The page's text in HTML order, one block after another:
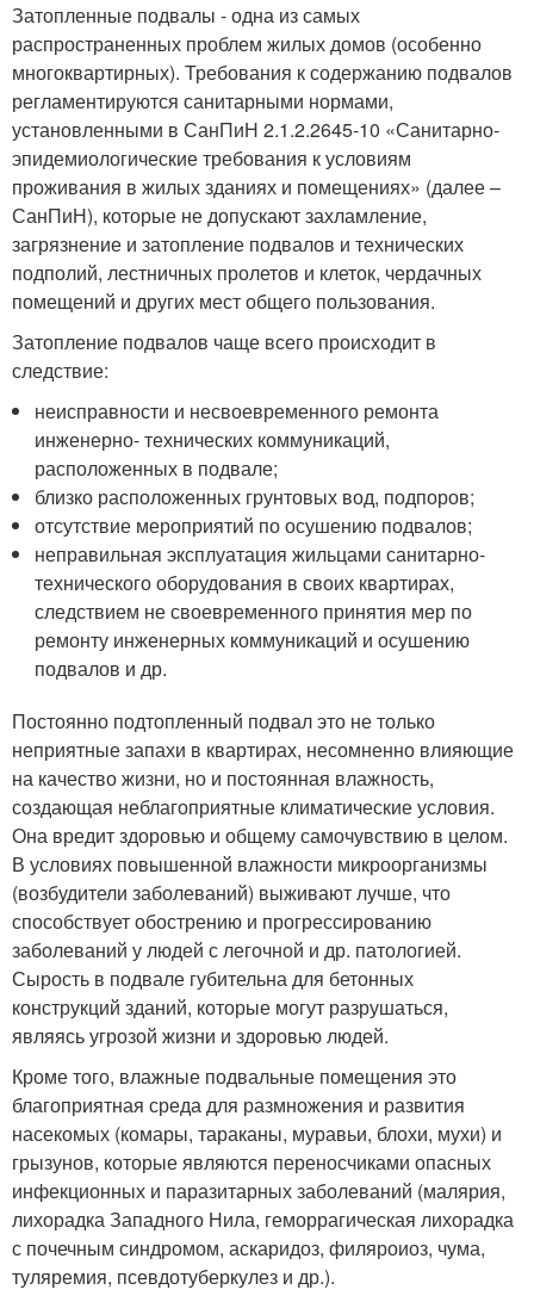
Затопленные подвалы - одна из самых
распространенных проблем жилых домов (особенно
многоквартирных). Требования к содержанию подвалов
регламентируются санитарными нормами,
установленными в СанПиН 2.1.2.2645-10 «Санитарно-
эпидемиологические требования к условиям
проживания в жилых зданиях и помещениях» (далее –
СанПиН), которые не допускают захламление,
загрязнение и затопление подвалов и технических
подполий, лестничных пролетов и клеток, чердачных
помещений и других мест общего пользования.
Затопление подвалов чаще всего происходит в
следствие:
неисправности и несвоевременного ремонта
инженерно- технических коммуникаций,
расположенных в подвале;
близко расположенных грунтовых вод, подпоров;
отсутствие мероприятий по осушению подвалов;
неправильная эксплуатация жильцами санитарно-
технического оборудования в своих квартирах,
следствием не своевременного принятия мер по
ремонту инженерных коммуникаций и осушению
подвалов и др.
Постоянно подтопленный подвал это не только
неприятные запахи в квартирах, несомненно влияющие
на качество жизни, но и постоянная влажность,
создающая неблагоприятные климатические условия.
Она вредит здоровью и общему самочувствию в целом.
В условиях повышенной влажности микроорганизмы
(возбудители заболеваний) выживают лучше, что
способствует обострению и прогрессированию
заболеваний у людей с легочной и др. патологией.
Сырость в подвале губительна для бетонных
конструкций зданий, которые могут разрушаться,
являясь угрозой жизни и здоровью людей.
Кроме того, влажные подвальные помещения это
благоприятная среда для размножения и развития
насекомых (комары, тараканы, муравьи, блохи, мухи) и
грызунов, которые являются переносчиками опасных
инфекционных и паразитарных заболеваний (малярия,
лихорадка Западного Нила, геморрагическая лихорадка
с почечным синдромом, аскаридоз, филяроиоз, чума,
туляремия, псевдотуберкулез и др.).